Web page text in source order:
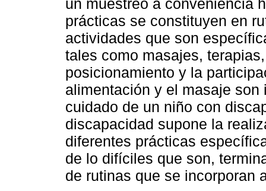
un muestreo a conveniencia
prácticas se constituyen en
actividades que son
tales como masajes,
posicionamiento y la
alimentación y el masaje
cuidado de un niño con
discapacidad supone la
diferentes prácticas
de lo difíciles que son,
de rutinas que se incorporan